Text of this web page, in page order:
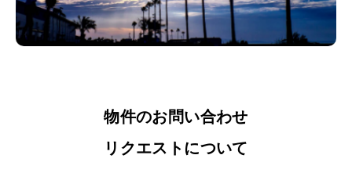
物件のお問い合わせ
リクエストについて